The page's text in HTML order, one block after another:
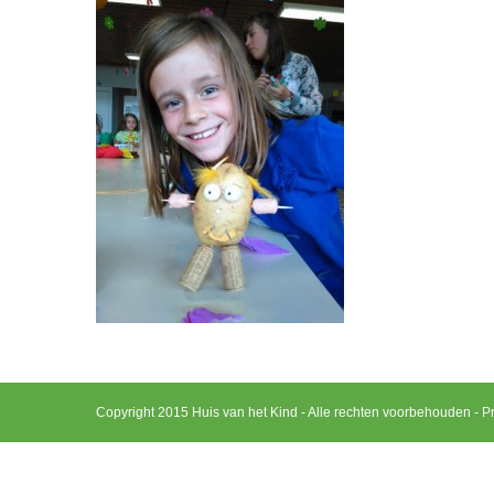
Copyright 2015 Huis van het Kind - Alle rechten voorbehouden -